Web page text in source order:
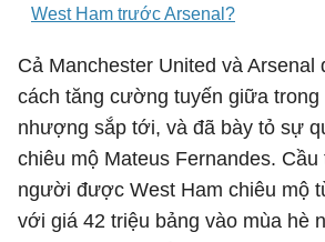
West Ham trước Arsenal?
Cả Manchester United và Arsenal
cách tăng cường tuyến giữa trong
nhượng sắp tới, và đã bày tỏ sự
chiêu mộ Mateus Fernandes. Cầu
người được West Ham chiêu mộ
với giá 42 triệu bảng vào mùa hè